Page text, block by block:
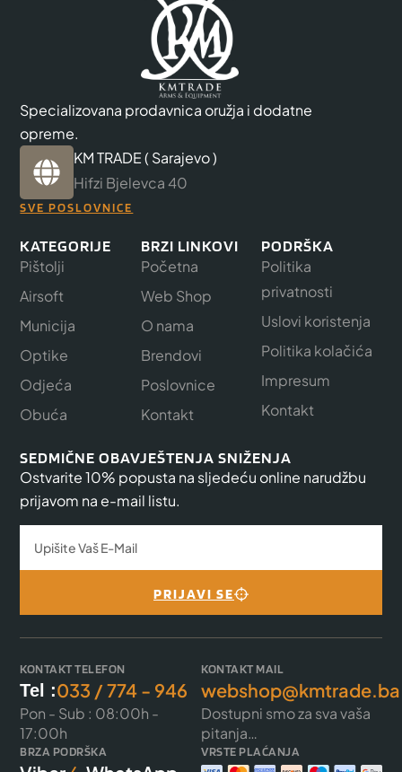
Specializovana prodavnica oružja i dodatne
opreme.
KM TRADE ( Sarajevo )
Hifzi Bjelevca 40
SVE POSLOVNICE
KATEGORIJE
Pištolji
Airsoft
Municija
Optike
Odjeća
Obuća
BRZI LINKOVI
Početna
Web Shop
O nama
Brendovi
Poslovnice
Kontakt
PODRŠKA
Politika
privatnosti
Uslovi koristenja
Politika kolačića
Impresum
Kontakt
SEDMIČNE OBAVJEŠTENJA SNIŽENJA
Ostvarite 10% popusta na sljedeću online narudžbu
prijavom na e-mail listu.
PRIJAVI SE
KONTAKT TELEFON
Tel :033 / 774 - 946
Pon - Sub : 08:00h -
17:00h
KONTAKT MAIL
webshop@kmtrade.ba
Dostupni smo za sva vaša
pitanja…
BRZA PODRŠKA VRSTE PLAĆANJA